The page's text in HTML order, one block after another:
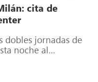
cita de
dobles jornadas de
noche al